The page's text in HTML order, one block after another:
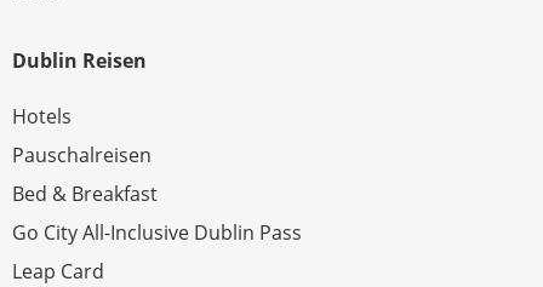
Dublin Reisen
Hotels
Pauschalreisen
Bed & Breakfast
Go City All-Inclusive Dublin Pass
Leap Card